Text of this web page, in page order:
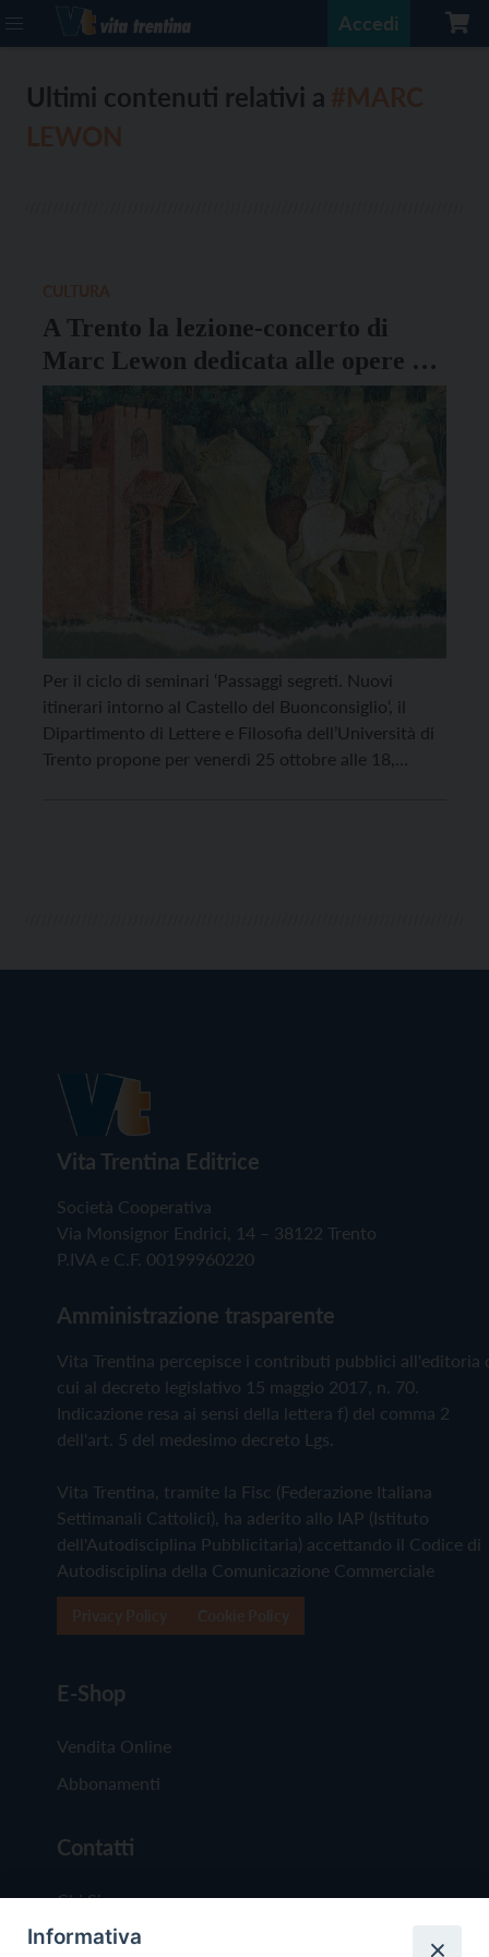
Accedi
Ultimi contenuti relativi a
A Trento la lezione-concerto di
Marc Lewon dedicata alle opere di
Oswald von Wolkenstein
Per il ciclo di seminari ‘Passaggi segreti. Nuovi
itinerari intorno al Castello del Buonconsiglio‘, il
Dipartimento di Lettere e Filosofia dell’Università di
Trento propone per venerdì 25 ottobre alle 18,
Vita Trentina Editrice
Società Cooperativa
Via Monsignor Endrici, 14 – 38122 Trento
P.IVA e C.F. 00199960220
Amministrazione trasparente
Vita Trentina percepisce i contributi pubblici all'editoria
cui al decreto legislativo 15 maggio 2017, n. 70.
Indicazione resa ai sensi della lettera f) del comma 2
dell'art. 5 del medesimo decreto Lgs.
Vita Trentina, tramite la Fisc (Federazione Italiana
Settimanali Cattolici), ha aderito allo IAP (Istituto
dell'Autodisciplina Pubblicitaria) accettando il Codice di
Autodisciplina della Comunicazione Commerciale
E-Shop
Vendita Online
Abbonamenti
Contatti
Chi Siamo
Redazione
Informativa